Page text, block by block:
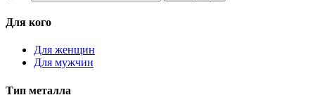
Для кого
Для женщин
Для мужчин
Тип металла